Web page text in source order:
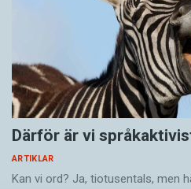
Därför är vi
ARTIKLAR
Kan vi ord? Ja, tiotusentals, men